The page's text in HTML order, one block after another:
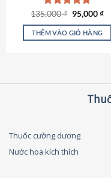
Được xếp
hạng4.87
5 sao
135,000₫ Giá
gốc
là:
135,000 ₫.
95,000₫Giá
tại
THÊM VÀO GIỎ HÀNG
Thuốc cường dương
Nước hoa kích thích